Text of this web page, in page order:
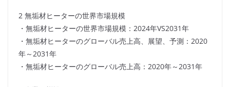
2 無垢材ヒーターの世界市場規模
・無垢材ヒーターの世界市場規模：2024年VS2031年
・無垢材ヒーターのグローバル売上高、展望、予測：2020
年～2031年
・無垢材ヒーターのグローバル売上高：2020年～2031年